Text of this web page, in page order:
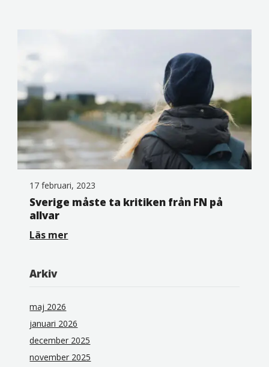
17 februari, 2023
Sverige måste ta kritiken från FN på
allvar
Läs mer
Arkiv
maj 2026
januari 2026
december 2025
november 2025